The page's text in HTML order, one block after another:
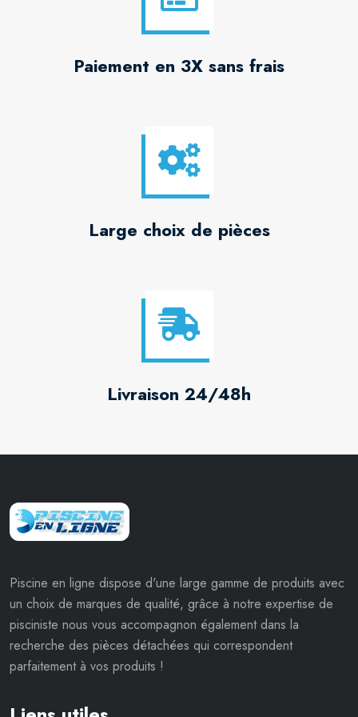
Paiement en 3X sans frais
Large choix de pièces
Livraison 24/48h
Piscine en ligne dispose d'une large gamme de produits avec
un choix de marques de qualité, grâce à notre expertise de
pisciniste nous vous accompagnon également dans la
recherche des pièces détachées qui correspondent
parfaitement à vos produits !